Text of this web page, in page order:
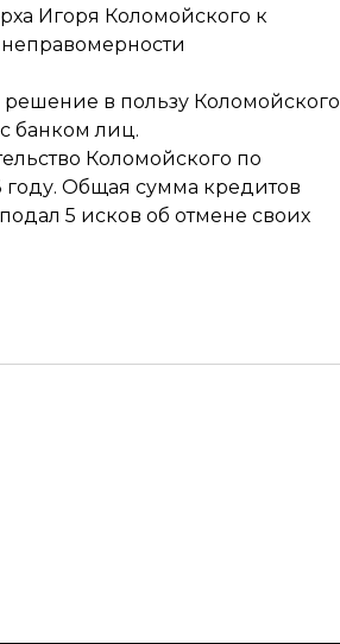
Игоря Коломойского к
в пользу Коломойского
банком лиц.
Коломойского по
Общая сумма кредитов
5 исков об отмене своих